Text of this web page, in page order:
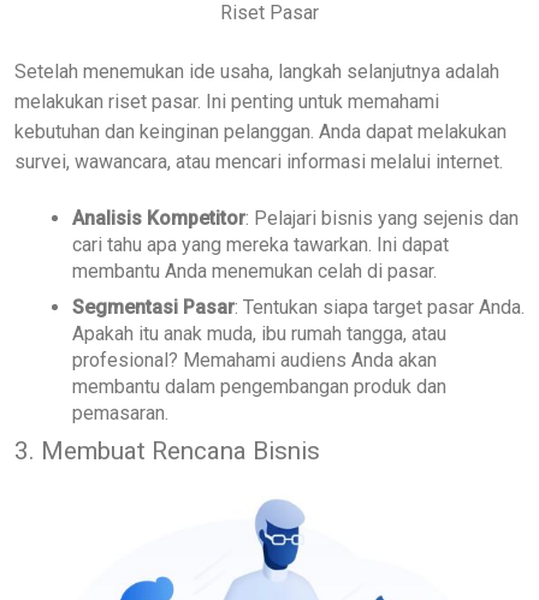
Riset Pasar
Setelah menemukan ide usaha, langkah selanjutnya adalah
melakukan riset pasar. Ini penting untuk memahami
kebutuhan dan keinginan pelanggan. Anda dapat melakukan
survei, wawancara, atau mencari informasi melalui internet.
Analisis Kompetitor: Pelajari bisnis yang sejenis dan
cari tahu apa yang mereka tawarkan. Ini dapat
membantu Anda menemukan celah di pasar.
Segmentasi Pasar: Tentukan siapa target pasar Anda.
Apakah itu anak muda, ibu rumah tangga, atau
profesional? Memahami audiens Anda akan
membantu dalam pengembangan produk dan
pemasaran.
3. Membuat Rencana Bisnis